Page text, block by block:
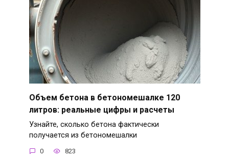
Объем бетона в бетономешалке 120
литров: реальные цифры и расчеты
Узнайте, сколько бетона фактически
получается из бетономешалки
0 823